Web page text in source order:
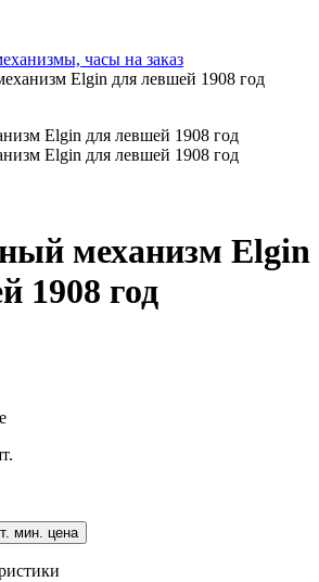
часы на заказ
Elgin для левшей 1908 год
механизм Elgin
1908 год
мин. цена